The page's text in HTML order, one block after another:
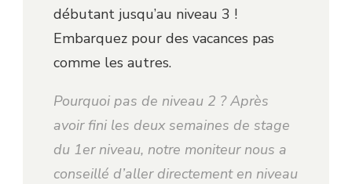
débutant jusqu’au niveau 3 !
Embarquez pour des vacances pas
comme les autres.
Pourquoi pas de niveau 2 ? Après
avoir fini les deux semaines de stage
du 1er niveau, notre moniteur nous a
conseillé d’aller directement en niveau